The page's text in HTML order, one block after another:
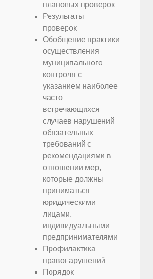
плановых проверок
Результаты
проверок
Обобщение практики
осуществления
муниципального
контроля с
указанием наиболее
часто
встречающихся
случаев нарушений
обязательных
требований с
рекомендациями в
отношении мер,
которые должны
приниматься
юридическими
лицами,
индивидуальными
предпринимателями
Профилактика
правонарушений
Порядок